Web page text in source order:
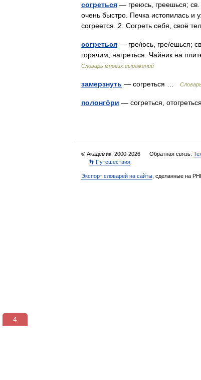
согреться — греюсь, греешься; св.
очень быстро. Печка истопилась и
согреется. 2. Согреть себя, своё
согреться — гре/юсь, гре/ешься;
горячим; нагреться. Чайник на
Словарь многих выражений
замерзнуть — согреться …
полонго̄ри — согреться,
© Академик, 2000-2026 Обратная связь:
👣 Путешествия
Экспорт словарей на сайты , сделанные на
3